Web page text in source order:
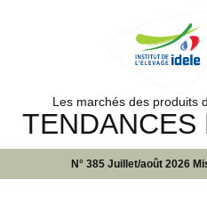
Les marchés des produits
TENDANCES
N° 385 Juillet/août 2026